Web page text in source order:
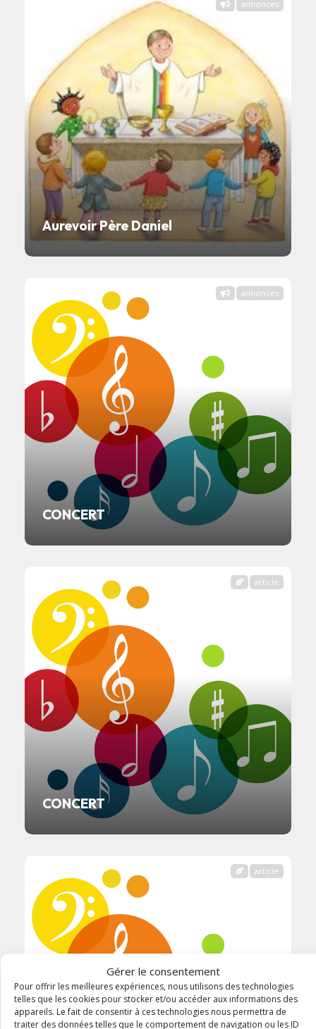
Gérer le consentement
Pour offrir les meilleures expériences, nous utilisons des technologies
telles que les cookies pour stocker et/ou accéder aux informations des
appareils. Le fait de consentir à ces technologies nous permettra de
traiter des données telles que le comportement de navigation ou les ID
Aurevoir Père Daniel
annonces
CONCERT
annonces
CONCERT
article
article